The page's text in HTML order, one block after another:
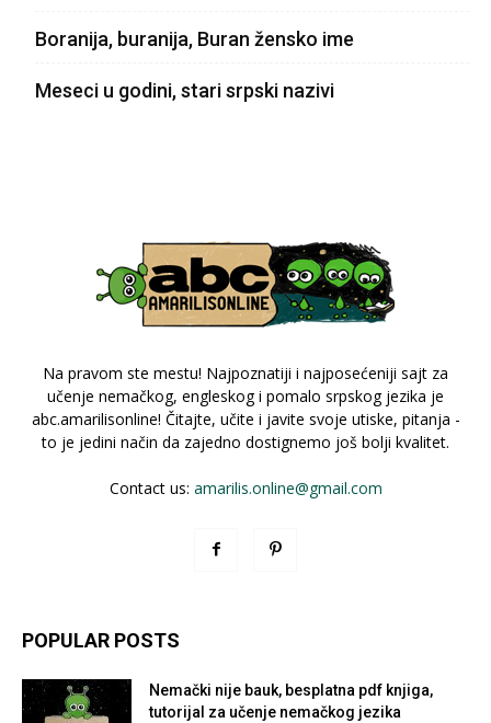
Boranija, buranija, Buran žensko ime
Meseci u godini, stari srpski nazivi
Na pravom ste mestu! Najpoznatiji i najposećeniji sajt za
učenje nemačkog, engleskog i pomalo srpskog jezika je
abc.amarilisonline! Čitajte, učite i javite svoje utiske, pitanja -
to je jedini način da zajedno dostignemo još bolji kvalitet.
Contact us: amarilis.online@gmail.com
POPULAR POSTS
Nemački nije bauk, besplatna pdf knjiga,
tutorijal za učenje nemačkog jezika